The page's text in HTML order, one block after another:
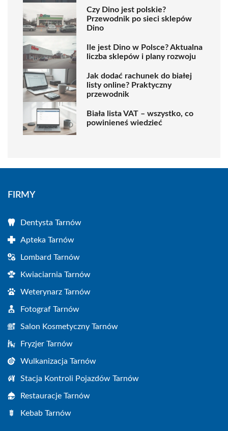
Czy Dino jest polskie?
Przewodnik po sieci sklepów
Dino
Ile jest Dino w Polsce? Aktualna
liczba sklepów i plany rozwoju
Jak dodać rachunek do białej
listy online? Praktyczny
przewodnik
Biała lista VAT – wszystko, co
powinieneś wiedzieć
FIRMY
Dentysta Tarnów
Apteka Tarnów
Lombard Tarnów
Kwiaciarnia Tarnów
Weterynarz Tarnów
Fotograf Tarnów
Salon Kosmetyczny Tarnów
Fryzjer Tarnów
Wulkanizacja Tarnów
Stacja Kontroli Pojazdów Tarnów
Restauracje Tarnów
Kebab Tarnów